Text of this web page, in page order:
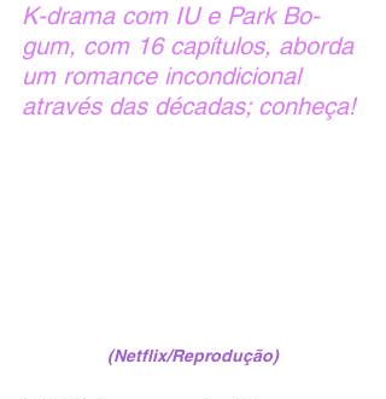
K-drama com IU e Park Bo-
gum, com 16 capítulos, aborda
um romance incondicional
através das décadas; conheça!
(Netflix/Reprodução)